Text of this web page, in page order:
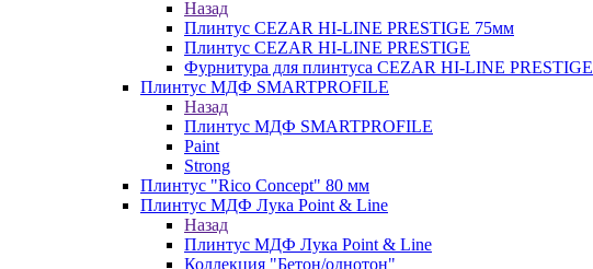
Назад
Плинтус CEZAR HI-LINE PRESTIGE 75мм
Плинтус CEZAR HI-LINE PRESTIGE
Фурнитура для плинтуса CEZAR HI-LINE PRESTIGE
Плинтус МДФ SMARTPROFILE
Назад
Плинтус МДФ SMARTPROFILE
Paint
Strong
Плинтус "Rico Concept" 80 мм
Плинтус МДФ Лука Point & Line
Назад
Плинтус МДФ Лука Point & Line
Коллекция "Бетон/однотон"